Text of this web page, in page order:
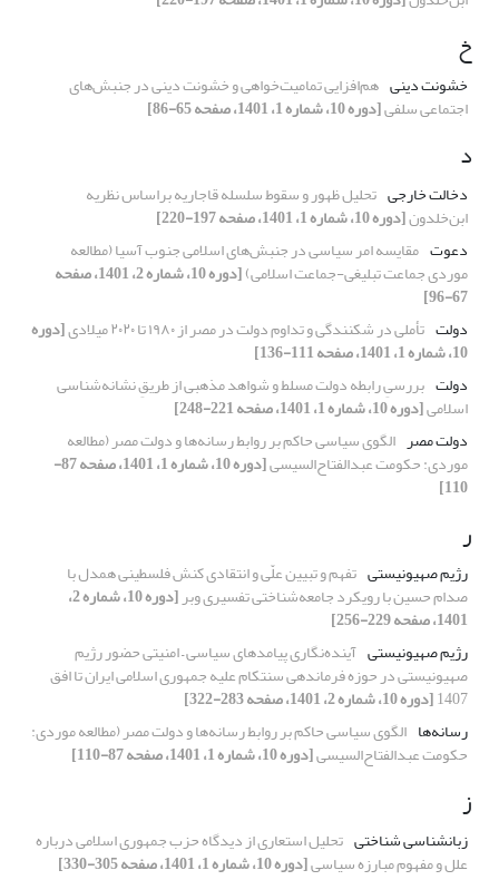
خ
خشونت دینی هم‌افزایی تمامیت‌خواهی و خشونت دینی در جنبش‌های
اجتماعی سلفی[دوره 10، شماره 1، 1401، صفحه 65-86]
د
دخالت خارجی تحلیل ظهور و سقوط سلسله قاجاریه براساس نظریه
ابن‌خلدون[دوره 10، شماره 1، 1401، صفحه 197-220]
دعوت مقایسه امر سیاسی در جنبش‌های اسلامی جنوب آسیا (مطالعه
موردی جماعت تبلیغی-جماعت اسلامی) [دوره 10، شماره 2، 1401، صفحه
67-96]
دولت تأملی در شکنندگی و تداوم دولت در مصر از ۱۹۸۰ تا ۲۰۲۰ میلادی [دوره
10، شماره 1، 1401، صفحه 111-136]
دولت بررسیِ رابطه دولت مسلط و شواهد مذهبی از طریقِ نشانه‌شناسی
اسلامی[دوره 10، شماره 1، 1401، صفحه 221-248]
دولت مصر الگوی سیاسی حاکم بر روابط رسانه‌ها و دولت مصر (مطالعه
موردی: حکومت عبدالفتاح‌السیسی [دوره 10، شماره 1، 1401، صفحه 87-
110]
ر
رژیم صهیونیستی تفهم و تبیین علّی و انتقادی کنش فلسطینی همدل با
صدام حسین با رویکرد جامعه‌شناختی تفسیری وبر [دوره 10، شماره 2،
1401، صفحه 229-256]
رژیم صهیونیستی آینده‌نگاری پیامدهای سیاسی – امنیتی حضور رژیم
صهیونیستی در حوزه فرماندهی سنتکام علیه جمهوری اسلامی ایران تا افق
1407[دوره 10، شماره 2، 1401، صفحه 283-322]
رسانه‌ها الگوی سیاسی حاکم بر روابط رسانه‌ها و دولت مصر (مطالعه موردی:
حکومت عبدالفتاح‌السیسی[دوره 10، شماره 1، 1401، صفحه 87-110]
ز
زبانشناسی شناختی تحلیل استعاری از دیدگاه حزب جمهوری اسلامی درباره
علل و مفهوم مبارزه سیاسی[دوره 10، شماره 1، 1401، صفحه 305-330]